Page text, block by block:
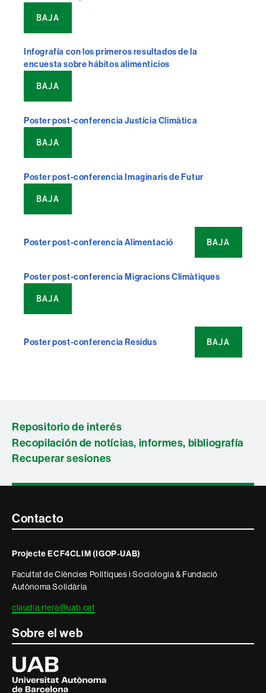
BAJA
Infografía con los primeros resultados de la
encuesta sobre hábitos alimenticios
BAJA
Poster post-conferencia Justícia Climàtica
BAJA
Poster post-conferencia Imaginaris de Futur
BAJA
Poster post-conferencia Alimentació BAJA
Poster post-conferencia Migracions Climàtiques
BAJA
Poster post-conferencia Residus BAJA
Repositorio de interés
Recopilación de notícias, informes, bibliografía
Recuperar sesiones
Contacte
informació
legal
Contacto
Projecte ECF4CLIM (IGOP-UAB)
Facultat de Ciències Polítiques i Sociologia & Fundació
Autònoma Solidària
claudia.riera@uab.cat
Sobre el web
Universitat
Autònoma
de
Barcelona